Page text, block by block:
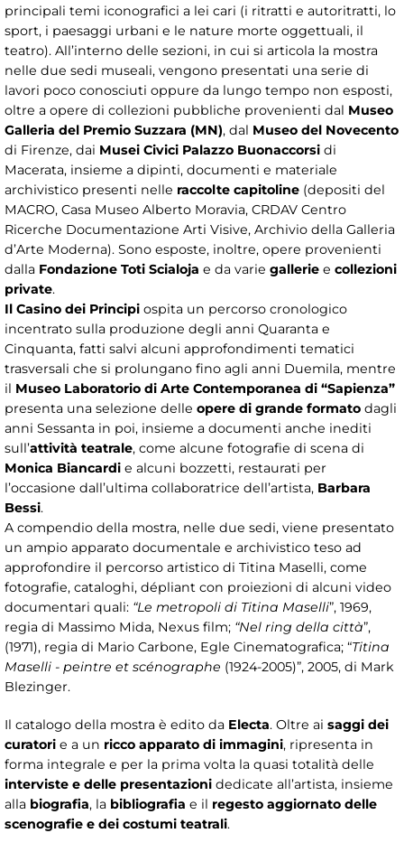
principali temi iconografici a lei cari (i ritratti e autoritratti, lo
sport, i paesaggi urbani e le nature morte oggettuali, il
teatro). All’interno delle sezioni, in cui si articola la mostra
nelle due sedi museali, vengono presentati una serie di
lavori poco conosciuti oppure da lungo tempo non esposti,
oltre a opere di collezioni pubbliche provenienti dal Museo
Galleria del Premio Suzzara (MN), dal Museo del Novecento
di Firenze, dai Musei Civici Palazzo Buonaccorsi di
Macerata, insieme a dipinti, documenti e materiale
archivistico presenti nelle raccolte capitoline (depositi del
MACRO, Casa Museo Alberto Moravia, CRDAV Centro
Ricerche Documentazione Arti Visive, Archivio della Galleria
d’Arte Moderna). Sono esposte, inoltre, opere provenienti
dalla Fondazione Toti Scialoja e da varie gallerie e collezioni
private.
Il Casino dei Principi ospita un percorso cronologico
incentrato sulla produzione degli anni Quaranta e
Cinquanta, fatti salvi alcuni approfondimenti tematici
trasversali che si prolungano fino agli anni Duemila, mentre
il Museo Laboratorio di Arte Contemporanea di “Sapienza”
presenta una selezione delle opere di grande formato dagli
anni Sessanta in poi, insieme a documenti anche inediti
sull’attività teatrale, come alcune fotografie di scena di
Monica Biancardi e alcuni bozzetti, restaurati per
l’occasione dall’ultima collaboratrice dell’artista, Barbara
Bessi.
A compendio della mostra, nelle due sedi, viene presentato
un ampio apparato documentale e archivistico teso ad
approfondire il percorso artistico di Titina Maselli, come
fotografie, cataloghi, dépliant con proiezioni di alcuni video
documentari quali: “Le metropoli di Titina Maselli”, 1969,
regia di Massimo Mida, Nexus film; “Nel ring della città”,
(1971), regia di Mario Carbone, Egle Cinematografica; “Titina
Maselli - peintre et scénographe (1924-2005)”, 2005, di Mark
Blezinger.
Il catalogo della mostra è edito da Electa. Oltre ai saggi dei
curatori e a un ricco apparato di immagini, ripresenta in
forma integrale e per la prima volta la quasi totalità delle
interviste e delle presentazioni dedicate all’artista, insieme
alla biografia, la bibliografia e il regesto aggiornato delle
scenografie e dei costumi teatrali.